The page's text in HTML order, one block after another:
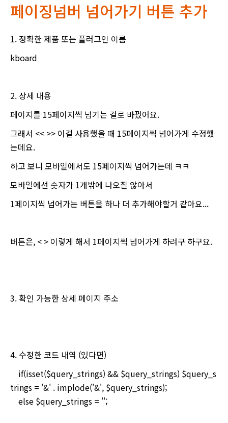
페이징넘버 넘어가기 버튼 추가
1. 정확한 제품 또는 플러그인 이름
kboard
2. 상세 내용
페이지를 15페이지씩 넘기는 걸로 바꿨어요.
그래서 << >> 이걸 사용했을 때 15페이지씩 넘어가게 수정했
는데요.
하고 보니 모바일에서도 15페이지씩 넘어가는데 ㅋㅋ
모바일에선 숫자가 1개밖에 나오질 않아서
1페이지씩 넘어가는 버튼을 하나 더 추가해야할거 같아요...
버튼은, < > 이렇게 해서 1페이지씩 넘어가게 하려구 하구요.
3. 확인 가능한 상세 페이지 주소
4. 수정한 코드 내역 (있다면)
if(isset($query_strings) && $query_strings) $query_s
trings = '&' . implode('&', $query_strings);
else $query_strings = '';